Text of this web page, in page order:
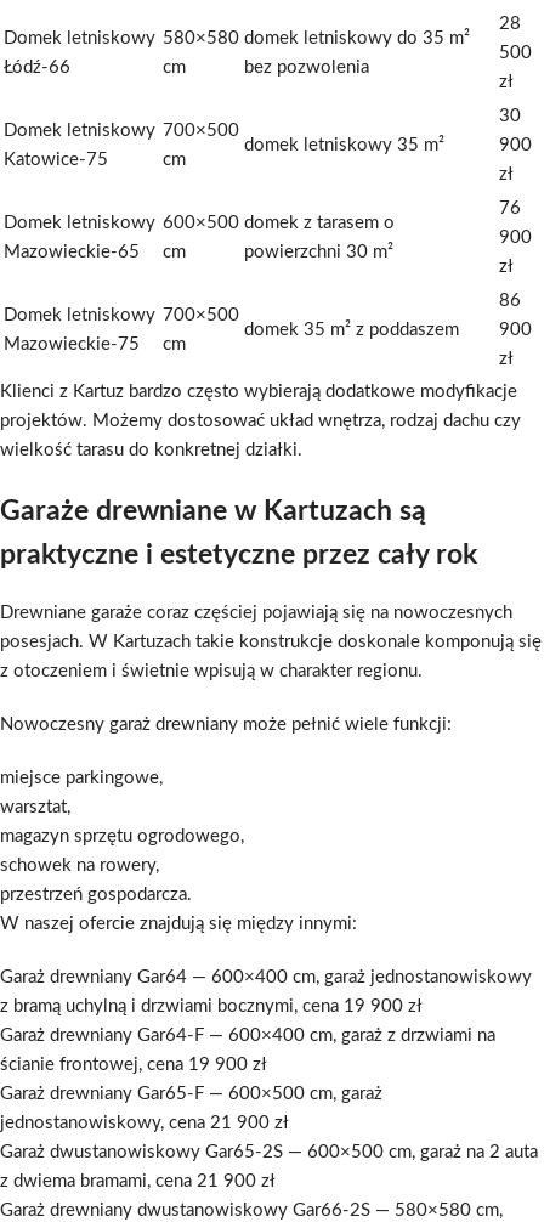
Domek letniskowy
Łódź-66
580×580
cm
domek letniskowy do 35 m²
bez pozwolenia
28
500
zł
Domek letniskowy
Katowice-75
700×500
cm
domek letniskowy 35 m²
30
900
zł
Domek letniskowy
Mazowieckie-65
600×500
cm
domek z tarasem o
powierzchni 30 m²
76
900
zł
Domek letniskowy
Mazowieckie-75
700×500
cm
domek 35 m² z poddaszem
86
900
zł
Klienci z Kartuz bardzo często wybierają dodatkowe modyfikacje
projektów. Możemy dostosować układ wnętrza, rodzaj dachu czy
wielkość tarasu do konkretnej działki.
Garaże drewniane w Kartuzach są
praktyczne i estetyczne przez cały rok
Drewniane garaże coraz częściej pojawiają się na nowoczesnych
posesjach. W Kartuzach takie konstrukcje doskonale komponują się
z otoczeniem i świetnie wpisują w charakter regionu.
Nowoczesny garaż drewniany może pełnić wiele funkcji:
miejsce parkingowe,
warsztat,
magazyn sprzętu ogrodowego,
schowek na rowery,
przestrzeń gospodarcza.
W naszej ofercie znajdują się między innymi:
Garaż drewniany Gar64 — 600×400 cm, garaż jednostanowiskowy
z bramą uchylną i drzwiami bocznymi, cena 19 900 zł
Garaż drewniany Gar64-F — 600×400 cm, garaż z drzwiami na
ścianie frontowej, cena 19 900 zł
Garaż drewniany Gar65-F — 600×500 cm, garaż
jednostanowiskowy, cena 21 900 zł
Garaż dwustanowiskowy Gar65-2S — 600×500 cm, garaż na 2 auta
z dwiema bramami, cena 21 900 zł
Garaż drewniany dwustanowiskowy Gar66-2S — 580×580 cm,